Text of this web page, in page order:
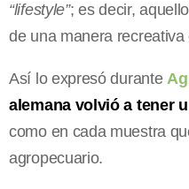
“lifestyle”; es decir,
de una manera recreativa
Así lo expresó durante
alemana volvió a tener
como en cada muestra
agropecuario.